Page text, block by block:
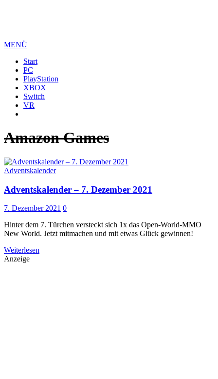
MENÜ
Start
PC
PlayStation
XBOX
Switch
VR
Amazon Games
Adventskalender
Adventskalender – 7. Dezember 2021
7. Dezember 2021 0
Hinter dem 7. Türchen versteckt sich 1x das Open-World-MMO
New World. Jetzt mitmachen und mit etwas Glück gewinnen!
Weiterlesen
Anzeige